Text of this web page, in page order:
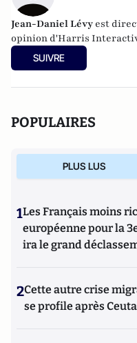
Jean-Daniel Lévy est
opinion d'Harris
SUIVRE
POPULAIRES
PLUS LUS
1Les Français moins
européenne pour la
ira le grand
2Cette autre crise
se profile après Ceuta